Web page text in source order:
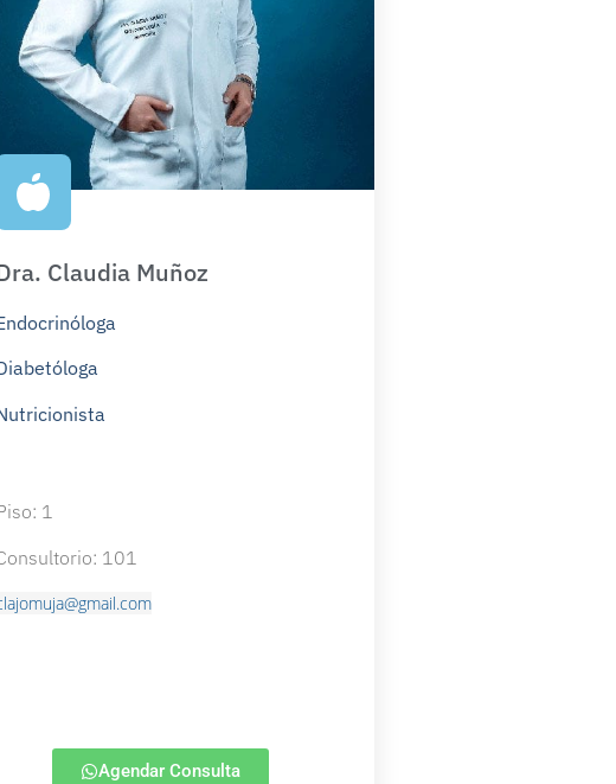
Claudia Muñoz
1
101
Agendar Consulta